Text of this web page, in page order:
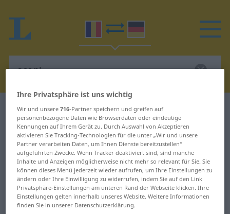
Rumänisch-Deutsch Wörterbuch scopi
Rumänisch-Deutsch Übersetzung
für "scopi"
"scopi" Deutsch Übersetzung
„scopi“: verb tranzitiv
Ihre Privatsphäre ist uns wichtig
Wir und unsere716-Partner speichern und greifen auf
personenbezogene Daten wie Browserdaten oder eindeutige
Kennungen auf Ihrem Gerät zu. Durch Auswahl von Akzeptieren
aktivieren Sie Tracking-Technologien für die unter „Wir und unsere
Partner verarbeiten Daten, um Ihnen Dienste bereitzustellen“
aufgeführten Zwecke. Wenn Tracker deaktiviert sind, sind manche
Inhalte und Anzeigen möglicherweise nicht mehr so relevant für Sie. Sie
können dieses Menü jederzeit wieder aufrufen, um Ihre Einstellungen zu
ändern oder Ihre Einwilligung zu widerrufen, indem Sie auf den Link
Privatsphäre-Einstellungen am unteren Rand der Webseite klicken. Ihre
Einstellungen gelten innerhalb unseres Website. Weitere Informationen
finden Sie in unserer Datenschutzerklärung.